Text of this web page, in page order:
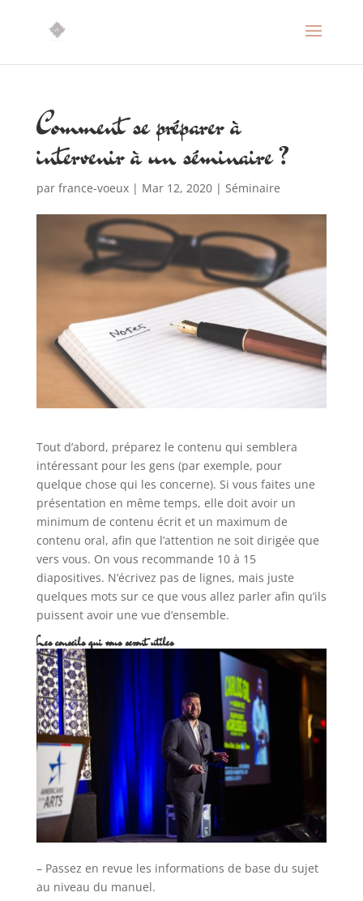
Comment se préparer à
intervenir à un séminaire ?
par france-voeux| Mar 12, 2020| Séminaire
Tout d’abord, préparez le contenu qui semblera
intéressant pour les gens (par exemple, pour
quelque chose qui les concerne). Si vous faites une
présentation en même temps, elle doit avoir un
minimum de contenu écrit et un maximum de
contenu oral, afin que l’attention ne soit dirigée que
vers vous. On vous recommande 10 à 15
diapositives. N’écrivez pas de lignes, mais juste
quelques mots sur ce que vous allez parler afin qu’ils
puissent avoir une vue d’ensemble.
Les conseils qui vous seront utiles
– Passez en revue les informations de base du sujet
au niveau du manuel.